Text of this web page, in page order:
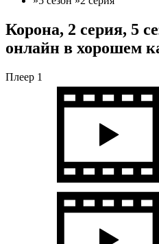
Корона, 2 серия, 5
онлайн в хорошем
Плеер 1